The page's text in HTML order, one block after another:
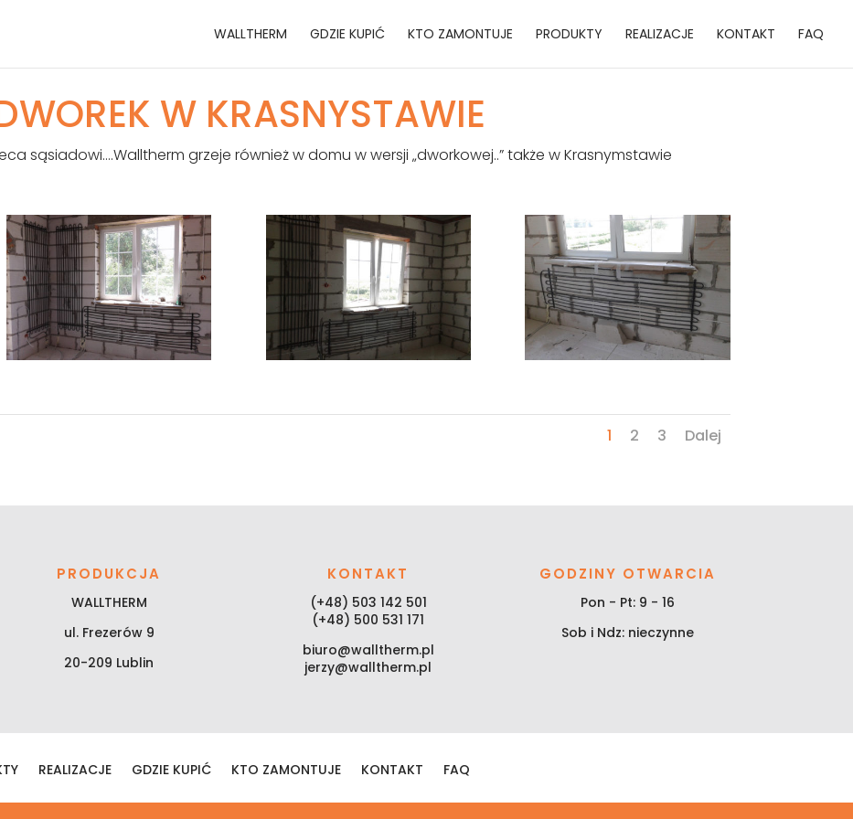
WALLTHERM GDZIE KUPIĆ KTO ZAMONTUJE PRODUKTY REALIZACJE KONTAKT FAQ
W KRASNYSTAWIE
sąsiadowi….Walltherm grzeje również w domu w wersji „dworkowej..” także w Krasnymstawie
1 2 3 Dalej
PRODUKCJA
WALLTHERM
ul. Frezerów 9
20-209 Lublin
KONTAKT
(+48) 503 142 501
(+48) 500 531 171
biuro@walltherm.pl
jerzy@walltherm.pl
GODZINY OTWARCIA
Pon - Pt: 9 - 16
Sob i Ndz: nieczynne
REALIZACJE GDZIE KUPIĆ KTO ZAMONTUJE KONTAKT FAQ